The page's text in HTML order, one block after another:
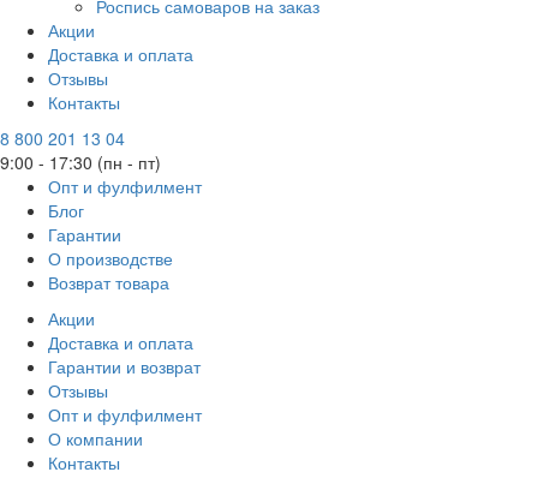
Роспись самоваров на заказ
Акции
Доставка и оплата
Отзывы
Контакты
8 800 201 13 04
9:00 - 17:30 (пн - пт)
Опт и фулфилмент
Блог
Гарантии
О производстве
Возврат товара
Акции
Доставка и оплата
Гарантии и возврат
Отзывы
Опт и фулфилмент
О компании
Контакты